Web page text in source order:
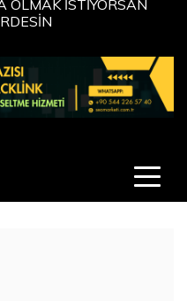
OLMAK İSTIYORSAN